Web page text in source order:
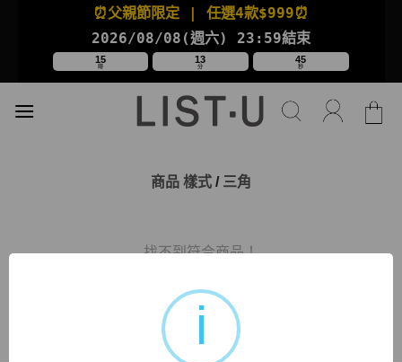
⏰父親節限定 | 任選4款$999⏰
2026/08/08(週六) 23:59結束
15
時
13
分
45
秒
商品 樣式 / 三角
找不到符合商品！